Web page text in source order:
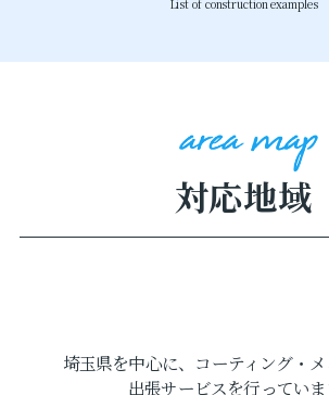
List of construction examples
対応地域
埼玉県を中心に、コーティング・
出張サービスを行っていま